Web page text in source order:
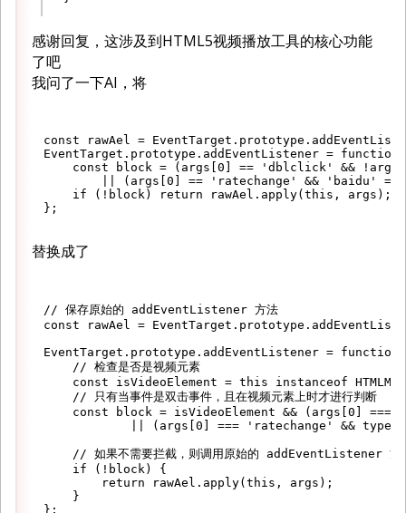
感谢回复，这涉及到HTML5视频播放工具的核心功能
了吧
我问了一下AI，将
const rawAel =
EventTarget.prototype.addEventListener =
const block = (args[0] == 'dblclick' &&
|| (args[0] == 'ratechange' && 'baidu'
    if (!block) return rawAel.apply(this, args);
替换成了
// 保存原始的 addEventListener 方法
const rawAel =
EventTarget.prototype.addEventListener =
    // 检查是否是视频元素
const isVideoElement = this instanceof
    // 只有当事件是双击事件，且在视频元素上时才进行判断
const block = isVideoElement && (args[0] ===
|| (args[0] === 'ratechange' &&
// 如果不需要拦截，则调用原始的 addEventListener 方
    if (!block) {
        return rawAel.apply(this, args);
    }